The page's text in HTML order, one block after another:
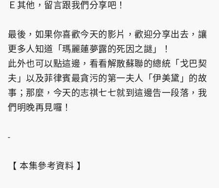
Ｅ其他，留言跟我們分享吧！
最後，如果你喜歡今天的影片，歡迎分享出去，讓
更多人知道「瑪麗蓮夢露的死因之謎」！
此外也可以點這邊，看看解散蘇聯的總統「戈巴契
夫」以及菲律賓最貪污的第一夫人「伊美黛」的故
事；那麼，今天的志祺七七就到這邊告一段落，我
們明晚再見囉！
-
【 本集參考資料 】